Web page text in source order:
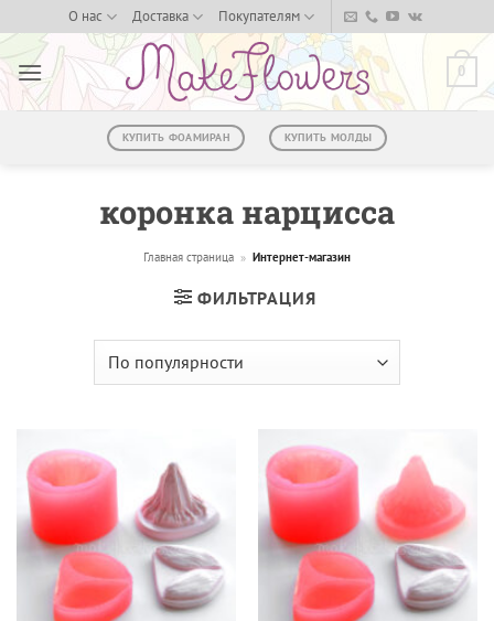
to
content
О нас Доставка Покупателям
0
КУПИТЬ ФОАМИРАН КУПИТЬ МОЛДЫ
коронка нарцисса
Главная страница » Интернет-магазин
ФИЛЬТРАЦИЯ